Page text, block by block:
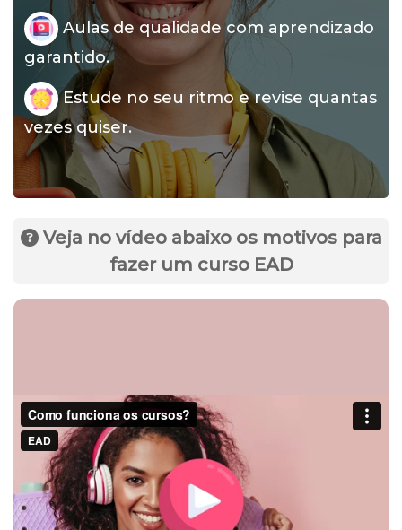
Aulas de qualidade com aprendizado
garantido.
Estude no seu ritmo e revise quantas
vezes quiser.
Veja no vídeo abaixo os motivos para
fazer um curso EAD